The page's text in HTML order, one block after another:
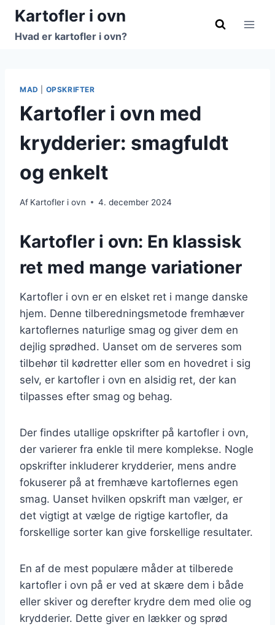
Fortsæt
indhold
Kartofler i ovn
Hvad er kartofler i ovn?
MAD OPSKRIFTER
Kartofler i ovn med
krydderier: smagfuldt
og enkelt
Af Kartofler i ovn 4. december 2024
Kartofler i ovn: En klassisk
ret med mange variationer
Kartofler i ovn er en elsket ret i mange danske
hjem. Denne tilberedningsmetode fremhæver
kartoflernes naturlige smag og giver dem en
dejlig sprødhed. Uanset om de serveres som
tilbehør til kødretter eller som en hovedret i sig
selv, er kartofler i ovn en alsidig ret, der kan
tilpasses efter smag og behag.
Der findes utallige opskrifter på kartofler i ovn,
der varierer fra enkle til mere komplekse. Nogle
opskrifter inkluderer krydderier, mens andre
fokuserer på at fremhæve kartoflernes egen
smag. Uanset hvilken opskrift man vælger, er
det vigtigt at vælge de rigtige kartofler, da
forskellige sorter kan give forskellige resultater.
En af de mest populære måder at tilberede
kartofler i ovn på er ved at skære dem i både
eller skiver og derefter krydre dem med olie og
krydderier. Dette giver en lækker og sprød